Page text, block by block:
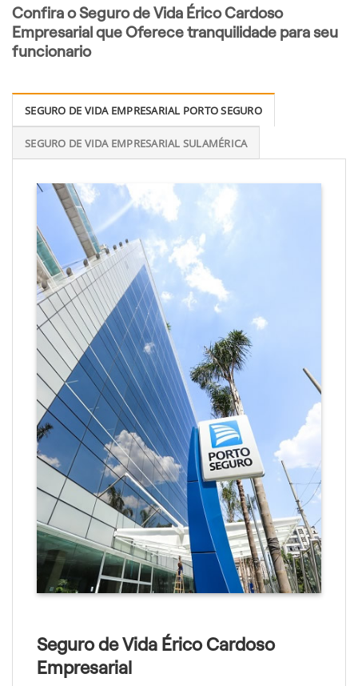
Confira o Seguro de Vida Érico Cardoso
Empresarial que Oferece tranquilidade para seu
funcionario
SEGURO DE VIDA EMPRESARIAL PORTO SEGURO
SEGURO DE VIDA EMPRESARIAL SULAMÉRICA
Seguro de Vida Érico Cardoso
Empresarial